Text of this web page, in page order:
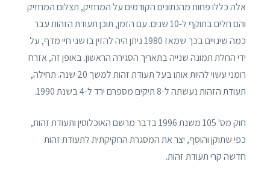
אלה כללו פחות מהנתונים הקודמים על המחזיק, תצלום המחזיק
והם חלים בתוקף ל-10 שנים. עם הזמן, תוכן תעודת הזהות עבר
כמה שינויים בכך שמאז 1980 ניתן היה להזין בו שני חיי מדף, על
ידי החלת תמונה שנייה בתאריך הסגירה הראשון. באופן זה, אזרח
רומני עשוי להיות אותו בעל תעודת זהות למשך 20 שנה. תחילה,
תעודת הזהות נעשתה ל-8 תיקים מספרם ירד ל-4 בשנת 1990.
חוק מס' 105 משנת 1996 בדבר מרשם האוכלוסין ותעודת זהות,
כפי שתוקן והוסף, יצר את המסגרת החקיקתית לתעודת זהות
חדשה קרי תעודת זהות.